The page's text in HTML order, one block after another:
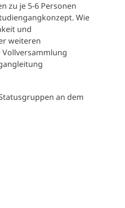
zu je 5-6 Personen
Wie
und
weiteren
an dem